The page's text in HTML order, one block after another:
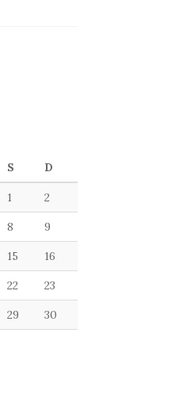
S D
1 2
8 9
15 16
22 23
29 30